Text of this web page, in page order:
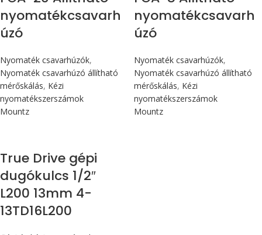
nyomatékcsavarh
úzó
Nyomaték csavarhúzók,
Nyomaték csavarhúzó állítható
mérőskálás, Kézi
nyomatékszerszámok
Mountz
nyomatékcsavarh
úzó
Nyomaték csavarhúzók,
Nyomaték csavarhúzó állítható
mérőskálás, Kézi
nyomatékszerszámok
Mountz
True Drive gépi
dugókulcs 1/2″
L200 13mm 4-
13TD16L200